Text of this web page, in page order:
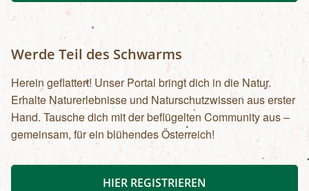
Werde Teil des Schwarms
Herein geflattert! Unser Portal bringt dich in die Natur.
Erhalte Naturerlebnisse und Naturschutzwissen aus erster
Hand. Tausche dich mit der beflügelten Community aus –
gemeinsam, für ein blühendes Österreich!
HIER REGISTRIEREN